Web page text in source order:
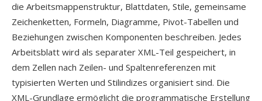
die Arbeitsmappenstruktur, Blattdaten, Stile, gemeinsame
Zeichenketten, Formeln, Diagramme, Pivot-Tabellen und
Beziehungen zwischen Komponenten beschreiben. Jedes
Arbeitsblatt wird als separater XML-Teil gespeichert, in
dem Zellen nach Zeilen- und Spaltenreferenzen mit
typisierten Werten und Stilindizes organisiert sind. Die
XML-Grundlage ermöglicht die programmatische Erstellung